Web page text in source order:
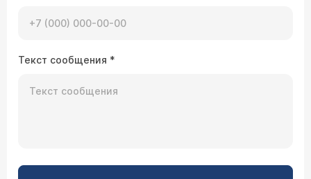
Можно использовать заместительную терапию
пробиотиками на основании данных
отделяемого из влагалища. Лечение назначает
врач (гастроэнтеролог и гинеколог) после
норме менее 10 в 5 степени 3)Е. Coli
Текст сообщения *